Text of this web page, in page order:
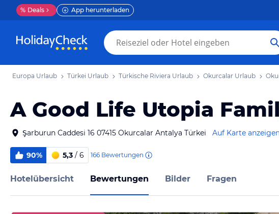
% Deals App herunterladen
Europa Urlaub Türkei Urlaub Türkische Riviera Urlaub Okurcalar Urlaub
A Good Life Utopia
Şarburun Caddesi 16 07415 Okurcalar Antalya Türkei Auf Karte
90% 5,3 / 6 166 Bewertungen
Hotelübersicht Bewertungen Bilder Fragen